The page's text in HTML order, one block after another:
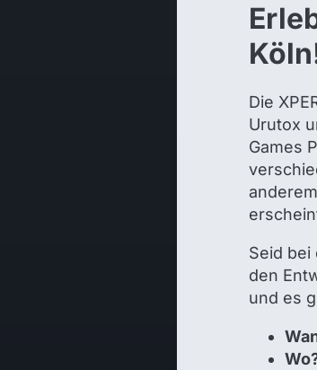
Die
Urutox
Games
Seid
den
und es